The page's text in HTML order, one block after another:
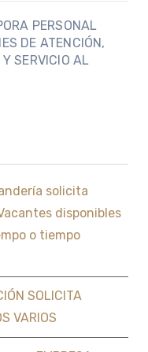
PERSONAL
DE ATENCIÓN,
SERVICIO AL
solicita
disponibles
o tiempo
SOLICITA
VARIOS